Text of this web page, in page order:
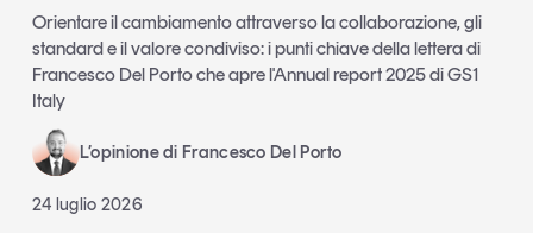
Orientare il cambiamento attraverso la collaborazione, gli
standard e il valore condiviso: i punti chiave della lettera di
Francesco Del Porto che apre l'Annual report 2025 di GS1
Italy
L’opinione di Francesco Del Porto
24 luglio 2026